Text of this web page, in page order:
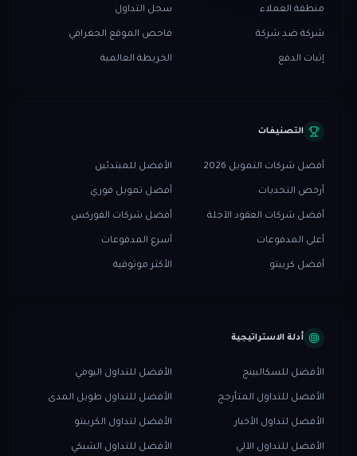
منطقة العملاء سجل التداول
شركة ضد شركة فاحص الموقع الجغرافي
إثبات الدفع الخريطة العالمية
التصنيفات
أفضل شركات التمويل 2026 الأفضل للمبتدئين
أرخص التحديات أفضل تمويل فوري
أفضل شركات العقود الآجلة أفضل شركات الفوركس
أعلى المدفوعات أسرع المدفوعات
أفضل كريبتو الأكثر موثوقية
أدلة الاستراتيجية
الأفضل للسكالبينج الأفضل للتداول اليومي
الأفضل للتداول المتأرجح الأفضل للتداول طويل المدى
الأفضل لتداول الأخبار الأفضل لتداول الكريبتو
الأفضل للتداول الآلي الأفضل للتداول الشبكي